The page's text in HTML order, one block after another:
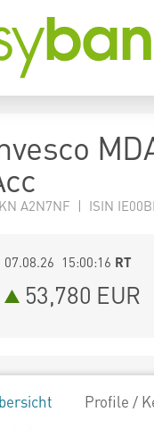
A2N7NF | ISIN
07.08.26 15:00:16 RT
53,780 EUR
Profile /